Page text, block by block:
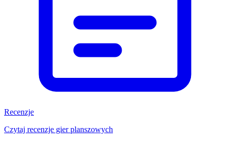
Recenzje
Czytaj recenzje gier planszowych